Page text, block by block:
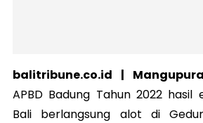
balitribune.co.id |
APBD Badung Tahun 2022 hasil
Bali berlangsung alot di